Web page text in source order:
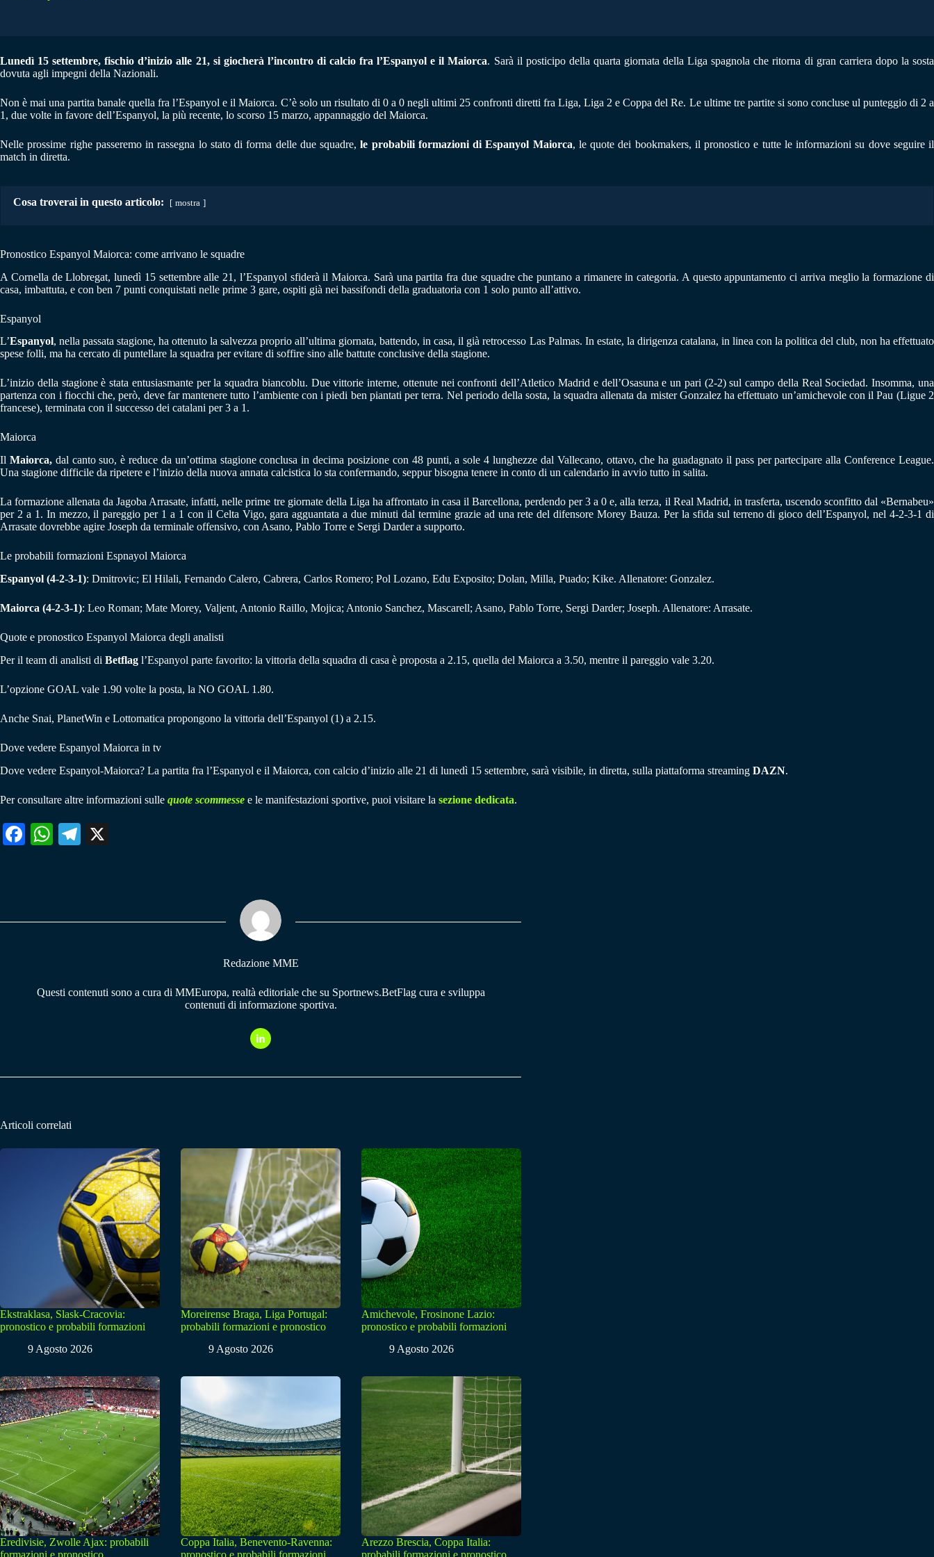
Lunedì 15 settembre, fischio d’inizio alle 21, si giocherà l’incontro di calcio fra l’Espanyol e il Maiorca. Sarà il posticipo della quarta giornata della Liga spagnola che ritorna di gran carriera dopo la sosta
dovuta agli impegni della Nazionali.
Non è mai una partita banale quella fra l’Espanyol e il Maiorca. C’è solo un risultato di 0 a 0 negli ultimi 25 confronti diretti fra Liga, Liga 2 e Coppa del Re. Le ultime tre partite si sono concluse ul punteggio di 2 a
1, due volte in favore dell’Espanyol, la più recente, lo scorso 15 marzo, appannaggio del Maiorca.
Nelle prossime righe passeremo in rassegna lo stato di forma delle due squadre,le probabili formazioni di Espanyol Maiorca, le quote dei bookmakers, il pronostico e tutte le informazioni su dove seguire il
match in diretta.
Cosa troverai in questo articolo: mostra
Pronostico Espanyol Maiorca: come arrivano le squadre
A Cornella de Llobregat, lunedì 15 settembre alle 21, l’Espanyol sfiderà il Maiorca. Sarà una partita fra due squadre che puntano a rimanere in categoria. A questo appuntamento ci arriva meglio la formazione di
casa, imbattuta, e con ben 7 punti conquistati nelle prime 3 gare, ospiti già nei bassifondi della graduatoria con 1 solo punto all’attivo.
Espanyol
L’Espanyol, nella passata stagione, ha ottenuto la salvezza proprio all’ultima giornata, battendo, in casa, il già retrocesso Las Palmas. In estate, la dirigenza catalana, in linea con la politica del club, non ha effettuato
spese folli, ma ha cercato di puntellare la squadra per evitare di soffire sino alle battute conclusive della stagione.
L’inizio della stagione è stata entusiasmante per la squadra biancoblu. Due vittorie interne, ottenute nei confronti dell’Atletico Madrid e dell’Osasuna e un pari (2-2) sul campo della Real Sociedad. Insomma, una
partenza con i fiocchi che, però, deve far mantenere tutto l’ambiente con i piedi ben piantati per terra. Nel periodo della sosta, la squadra allenata da mister Gonzalez ha effettuato un’amichevole con il Pau (Ligue 2
francese), terminata con il successo dei catalani per 3 a 1.
Maiorca
Il Maiorca,dal canto suo, è reduce da un’ottima stagione conclusa in decima posizione con 48 punti, a sole 4 lunghezze dal Vallecano, ottavo, che ha guadagnato il pass per partecipare alla Conference League.
Una stagione difficile da ripetere e l’inizio della nuova annata calcistica lo sta confermando, seppur bisogna tenere in conto di un calendario in avvio tutto in salita.
La formazione allenata da Jagoba Arrasate, infatti, nelle prime tre giornate della Liga ha affrontato in casa il Barcellona, perdendo per 3 a 0 e, alla terza, il Real Madrid, in trasferta, uscendo sconfitto dal «Bernabeu»
per 2 a 1. In mezzo, il pareggio per 1 a 1 con il Celta Vigo, gara agguantata a due minuti dal termine grazie ad una rete del difensore Morey Bauza. Per la sfida sul terreno di gioco dell’Espanyol, nel 4-2-3-1 di
Arrasate dovrebbe agire Joseph da terminale offensivo, con Asano, Pablo Torre e Sergi Darder a supporto.
Le probabili formazioni Espnayol Maiorca
Espanyol (4-2-3-1): Dmitrovic; El Hilali, Fernando Calero, Cabrera, Carlos Romero; Pol Lozano, Edu Exposito; Dolan, Milla, Puado; Kike. Allenatore: Gonzalez.
Maiorca (4-2-3-1): Leo Roman; Mate Morey, Valjent, Antonio Raillo, Mojica; Antonio Sanchez, Mascarell; Asano, Pablo Torre, Sergi Darder; Joseph. Allenatore: Arrasate.
Quote e pronostico Espanyol Maiorca degli analisti
Per il team di analisti di Betflag l’Espanyol parte favorito: la vittoria della squadra di casa è proposta a 2.15, quella del Maiorca a 3.50, mentre il pareggio vale 3.20.
L’opzione GOAL vale 1.90 volte la posta, la NO GOAL 1.80.
Anche Snai, PlanetWin e Lottomatica propongono la vittoria dell’Espanyol (1) a 2.15.
Dove vedere Espanyol Maiorca in tv
Dove vedere Espanyol-Maiorca? La partita fra l’Espanyol e il Maiorca, con calcio d’inizio alle 21 di lunedì 15 settembre, sarà visibile, in diretta, sulla piattaforma streaming DAZN.
Per consultare altre informazioni sulle quote scommesse e le manifestazioni sportive, puoi visitare la sezione dedicata.
Fa W
pp
Te
m
Redazione MME
Questi contenuti sono a cura di MMEuropa, realtà editoriale che su Sportnews.BetFlag cura e sviluppa
contenuti di informazione sportiva.
Articoli correlati
Ekstraklasa, Slask-Cracovia:
pronostico e probabili formazioni
9 Agosto 2026
Moreirense Braga, Liga Portugal:
probabili formazioni e pronostico
9 Agosto 2026
Amichevole, Frosinone Lazio:
pronostico e probabili formazioni
9 Agosto 2026
Eredivisie, Zwolle Ajax: probabili
Coppa Italia, Benevento-Ravenna:
Arezzo Brescia, Coppa Italia: